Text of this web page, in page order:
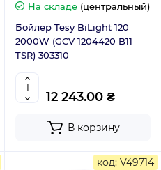
На складе (центральный)
Бойлер Tesy BiLight 120
2000W (GCV 1204420 B11
TSR) 303310
12 243.00 ₴
В корзину
код: V49714